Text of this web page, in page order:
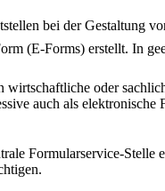
bei der Gestaltung
(E-Forms) erstellt. In
oder
auch als
Formularservice-